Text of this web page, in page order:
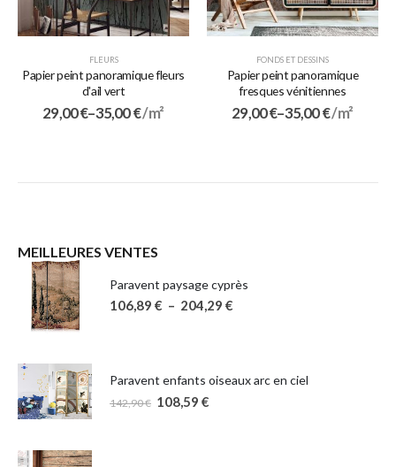
FLEURS
Papier peint panoramique fleurs
d'ail vert
29,00€–35,00€/ m²
FONDS ET DESSINS
Papier peint panoramique
fresques vénitiennes
29,00€–35,00€/ m²
MEILLEURES VENTES
Paravent paysage cyprès
106,89 € – 204,29 €
Paravent enfants oiseaux arc en ciel
142,90€ 108,59 €